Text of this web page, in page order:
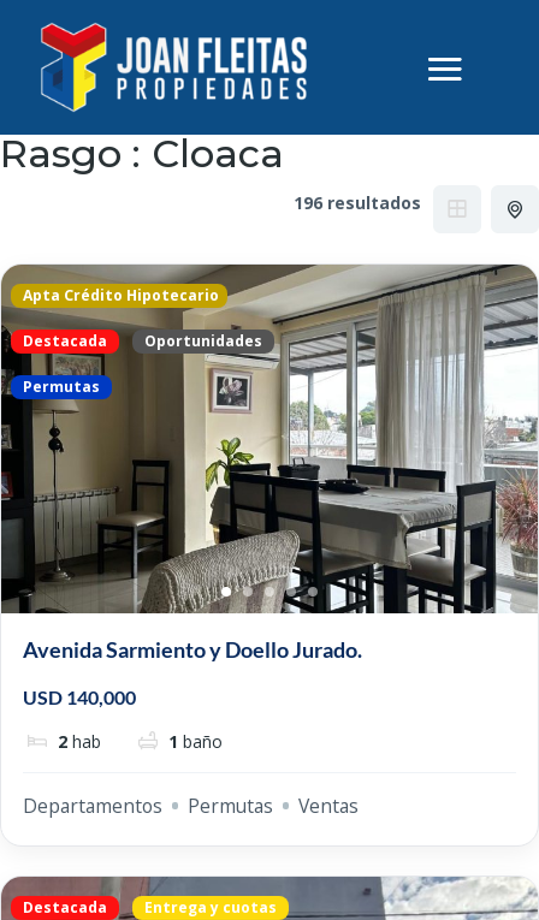
Rasgo : Cloaca
196 resultados
Apta Crédito Hipotecario
Destacada Oportunidades
Permutas
Avenida Sarmiento y Doello Jurado.
USD 140,000
2 hab 1 baño
Departamentos Permutas Ventas
Destacada Entrega y cuotas